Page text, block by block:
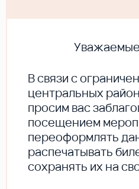
В cвязи с
центральных
просим вас
посещением
переоформлять
распечатывать
сохранять их на